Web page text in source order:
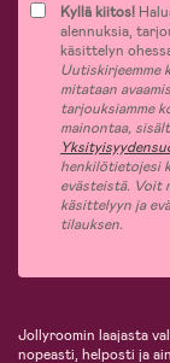
Kyllä kiitos!
alennuksia,
käsittelyn
Uutiskirjeemme
mitataan
tarjouksiamme
mainontaa,
henkilötietojesi
evästeistä. Voit
käsittelyyn ja
tilauksen.
Jollyroomin laajasta
nopeasti, helposti ja